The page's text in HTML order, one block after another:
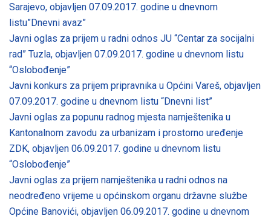
Sarajevo, objavljen 07.09.2017. godine u dnevnom
listu”Dnevni avaz”
Javni oglas za prijem u radni odnos JU “Centar za socijalni
rad” Tuzla, objavljen 07.09.2017. godine u dnevnom listu
“Oslobođenje”
Javni konkurs za prijem pripravnika u Općini Vareš, objavljen
07.09.2017. godine u dnevnom listu “Dnevni list”
Javni oglas za popunu radnog mjesta namještenika u
Kantonalnom zavodu za urbanizam i prostorno uređenje
ZDK, objavljen 06.09.2017. godine u dnevnom listu
“Oslobođenje”
Javni oglas za prijem namještenika u radni odnos na
neodređeno vrijeme u općinskom organu državne službe
Općine Banovići, objavljen 06.09.2017. godine u dnevnom